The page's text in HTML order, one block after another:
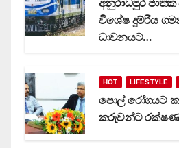
අනුරාධපුර ජාතික
විශේෂ දුම්රිය
ධාවනයට…
HOT LIFESTYLE
පොල් රෝගයට
කරුවන්ට